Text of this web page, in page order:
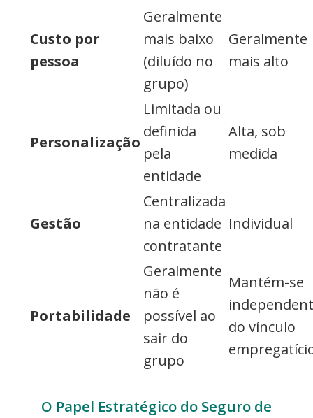
Custo por
pessoa
Geralmente
mais baixo
(diluído no
grupo)
Geralmente
mais alto
Personalização
Limitada ou
definida
pela
entidade
Alta, sob
medida
Gestão
Centralizada
na entidade
contratante
Individual
Portabilidade
Geralmente
não é
possível ao
sair do
grupo
Mantém-se
do vínculo
O Papel Estratégico do Seguro de